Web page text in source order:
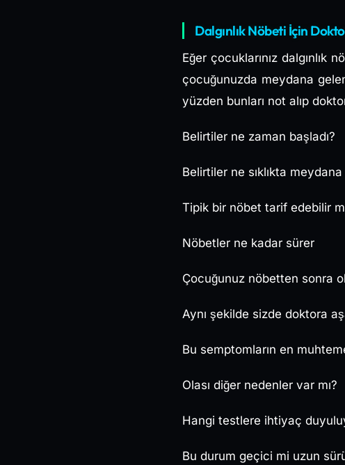
Dalgınlık Nöbeti İçin
Eğer çocuklarınız
çocuğunuzda meydana
yüzden bunları not alıp
Belirtiler ne zaman başladı?
Belirtiler ne sıklıkta
Tipik bir nöbet tarif edebilir
Nöbetler ne kadar sürer
Çocuğunuz nöbetten sonra
Aynı şekilde sizde doktora
Bu semptomların en
Olası diğer nedenler var mı?
Hangi testlere ihtiyaç
Bu durum geçici mi uzun